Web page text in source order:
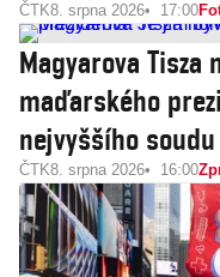
ČTK8. srpna 2026 17:00
Magyarova Tisza
maďarského
nejvyššího soudu
ČTK8. srpna 2026 16:00